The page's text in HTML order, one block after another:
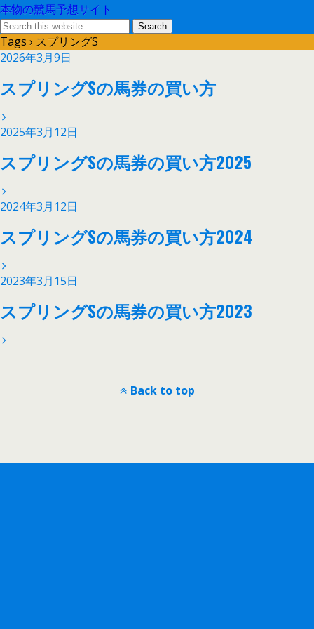
本物の競馬予想サイト
Tags › スプリングS
2026年3月9日
スプリングSの馬券の買い方
2025年3月12日
スプリングSの馬券の買い方2025
2024年3月12日
スプリングSの馬券の買い方2024
2023年3月15日
スプリングSの馬券の買い方2023
Back to top